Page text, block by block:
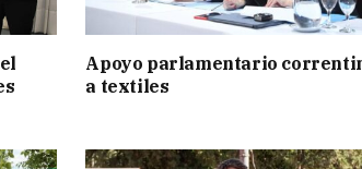
Apoyo parlamentario
a textiles